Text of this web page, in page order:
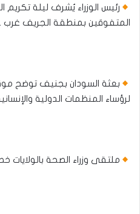
رئيس الوزراء يُشرف ليلة تكريم
المتفوقين بمنطقة الجريف غرب .
بعثة السودان بجنيف توضح
لرؤساء المنظمات الدولية
ملتقى وزراء الصحة بالولايات